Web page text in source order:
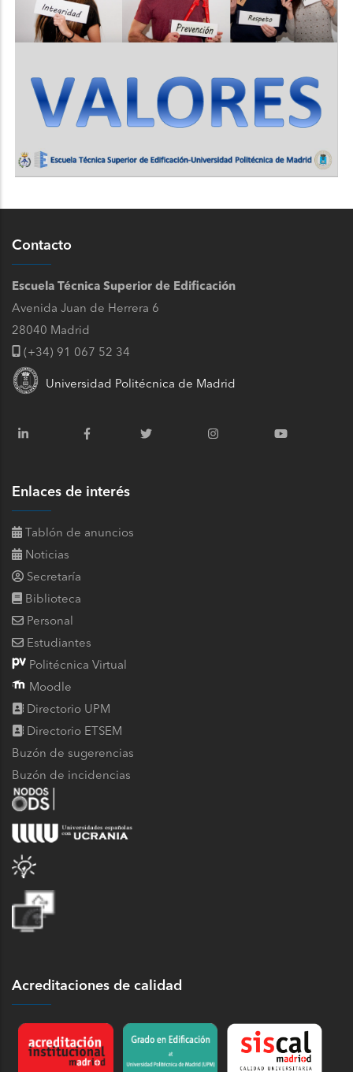
Contacto
Escuela Técnica Superior de Edificación
Avenida Juan de Herrera 6
28040 Madrid
(+34) 91 067 52 34
Universidad Politécnica de Madrid
Enlaces de interés
Tablón de anuncios
Noticias
Secretaría
Biblioteca
Personal
Estudiantes
Politécnica Virtual
Moodle
Directorio UPM
Directorio ETSEM
Buzón de sugerencias
Buzón de incidencias
Acreditaciones de calidad